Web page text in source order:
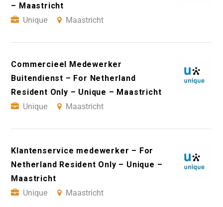
– Maastricht
Unique
Maastricht
Commercieel Medewerker
Buitendienst – For Netherland
Resident Only – Unique – Maastricht
Unique
Maastricht
Klantenservice medewerker – For
Netherland Resident Only – Unique –
Maastricht
Unique
Maastricht